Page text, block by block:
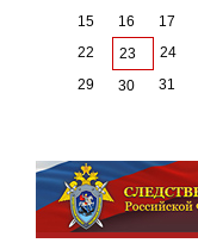
15
16 17
22
23 24
29
30 31